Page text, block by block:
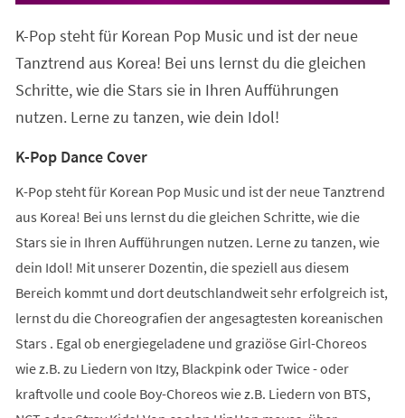
K-Pop steht für Korean Pop Music und ist der neue
Tanztrend aus Korea! Bei uns lernst du die gleichen
Schritte, wie die Stars sie in Ihren Aufführungen
nutzen. Lerne zu tanzen, wie dein Idol!
K-Pop Dance Cover
K-Pop steht für Korean Pop Music und ist der neue Tanztrend
aus Korea! Bei uns lernst du die gleichen Schritte, wie die
Stars sie in Ihren Aufführungen nutzen. Lerne zu tanzen, wie
dein Idol! Mit unserer Dozentin, die speziell aus diesem
Bereich kommt und dort deutschlandweit sehr erfolgreich ist,
lernst du die Choreografien der angesagtesten koreanischen
Stars . Egal ob energiegeladene und graziöse Girl-Choreos
wie z.B. zu Liedern von Itzy, Blackpink oder Twice - oder
kraftvolle und coole Boy-Choreos wie z.B. Liedern von BTS,